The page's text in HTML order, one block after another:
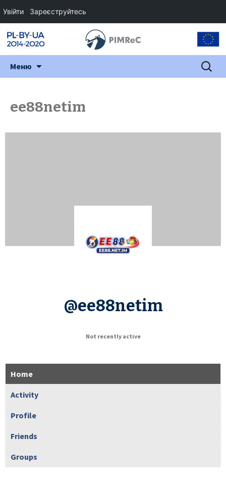
Меню Пошук:
ee88netim
@ee88netim
Not recently active
Home
Activity
Profile
Friends
Groups
Увійти Зареєструйтесь